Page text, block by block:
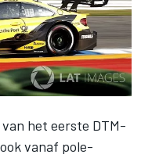
het eerste DTM-
vanaf pole-